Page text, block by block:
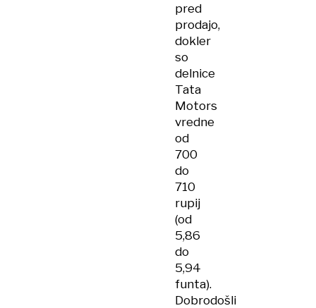
pred
prodajo,
dokler
so
delnice
Tata
Motors
vredne
od
700
do
710
rupij
(od
5,86
do
5,94
funta).
Dobrodošli